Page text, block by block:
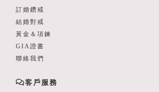
訂婚鑽戒
結婚對戒
黃金＆項鍊
GIA證書
聯絡我們
客戶服務